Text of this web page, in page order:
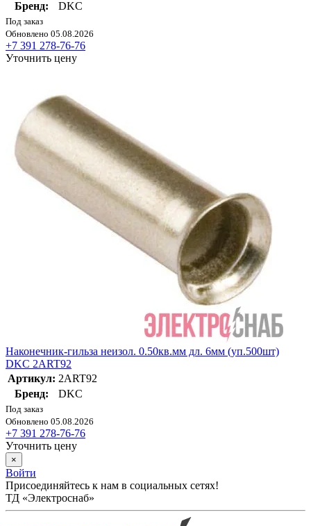
Бренд: DKC
Под заказ
Обновлено 05.08.2026
+7 391 278-76-76
Уточнить цену
Наконечник-гильза неизол. 0.50кв.мм дл. 6мм (уп.500шт)
DKC 2ART92
Артикул: 2ART92
Бренд:
DKC
Под заказ
Обновлено 05.08.2026
+7 391 278-76-76
Уточнить цену
×
Войти
Присоединяйтесь к нам в социальных сетях!
ТД «Электроснаб»